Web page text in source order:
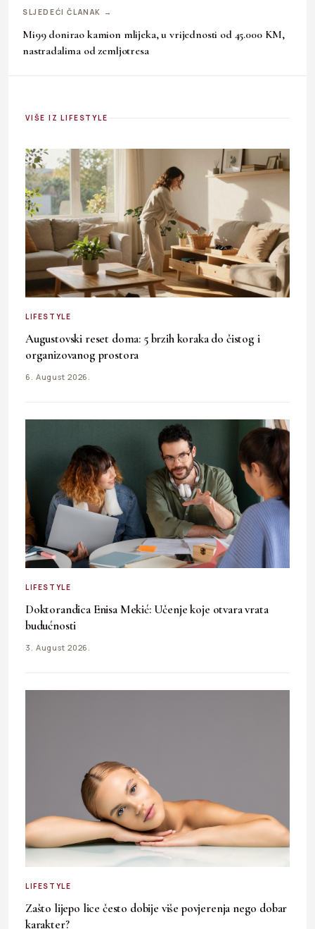
SLJEDEĆI ČLANAK →
Mi99 donirao kamion mlijeka, u vrijednosti od 45.000 KM,
nastradalima od zemljotresa
VIŠE IZ LIFESTYLE
LIFESTYLE
Augustovski reset doma: 5 brzih koraka do čistog i
organizovanog prostora
6. August 2026.
LIFESTYLE
Doktorandica Enisa Mekić: Učenje koje otvara vrata
budućnosti
3. August 2026.
LIFESTYLE
Zašto lijepo lice često dobije više povjerenja nego dobar
karakter?